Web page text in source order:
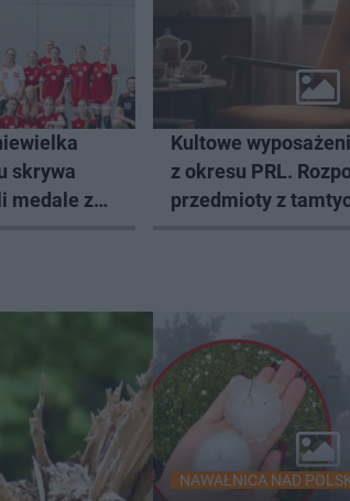
skrywa
medale z
Kultowe
z okresu PRL.
przedmioty z
NAWAŁNICA NAD